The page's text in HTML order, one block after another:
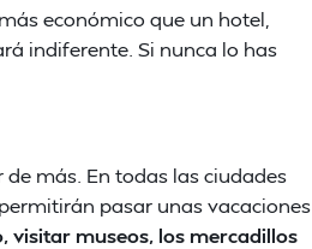
más económico que un hotel,
indiferente. Si nunca lo has
más. En todas las ciudades
pasar unas vacaciones
visitar museos, los mercadillos